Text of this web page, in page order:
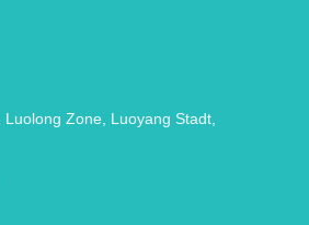
Zone, Luoyang Stadt,